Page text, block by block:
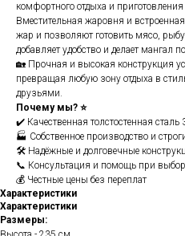
комфортного отдыха и
Вместительная жаровня и
жар и позволяют готовить мясо,
добавляет удобство и делает мангал
🏡 Прочная и высокая конструкция
превращая любую зону отдыха в
друзьями.
Почему мы? ⭐
✔️ Качественная толстостенная сталь
🏭 Собственное производство и
🛠️ Надёжные и долговечные
📞 Консультация и помощь при
💰 Честные цены без переплат
Характеристики
Характеристики
Размеры: